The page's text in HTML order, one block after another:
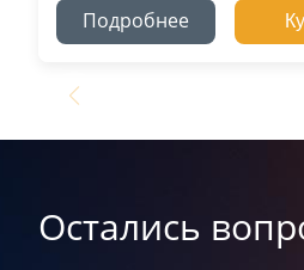
Подробнее
Остались